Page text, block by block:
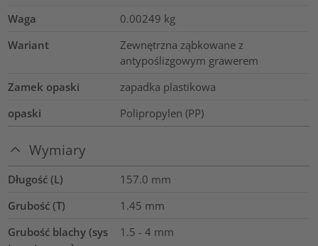
Waga
0.00249 kg
Wariant
Zewnętrzna ząbkowane z
antypoślizgowym grawerem
Zamek opaski
zapadka plastikowa
opaski
Polipropylen (PP)
Wymiary
Długość (L) 157.0 mm
Grubość (T)
1.45 mm
Grubość blachy (sys
1.5 - 4 mm